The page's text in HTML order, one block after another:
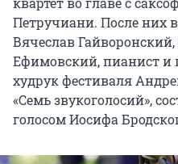
Петручиани. После них
Вячеслав
Ефимовский, пианист и
худрук фестиваля
«Семь звукоголосий»,
голосом Иосифа